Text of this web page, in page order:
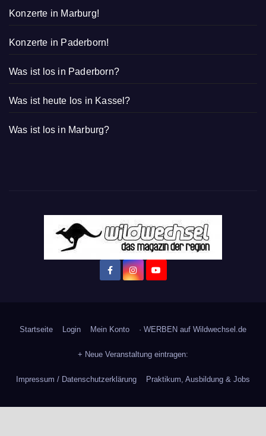
Konzerte in Marburg!
Konzerte in Paderborn!
Was ist los in Paderborn?
Was ist heute los in Kassel?
Was ist los in Marburg?
Startseite Login Mein Konto · WERBEN auf Wildwechsel.de
+ Neue Veranstaltung eintragen:
Impressum / Datenschutzerklärung Praktikum, Ausbildung & Jobs